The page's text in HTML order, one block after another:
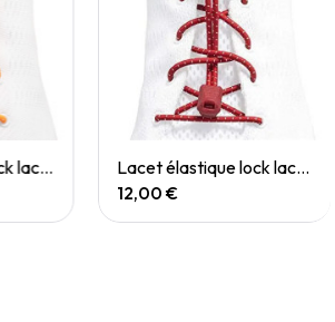
Lacet élastique lock laces orange
Quick View
Lacet élastique lock laces rouge
12,00 €